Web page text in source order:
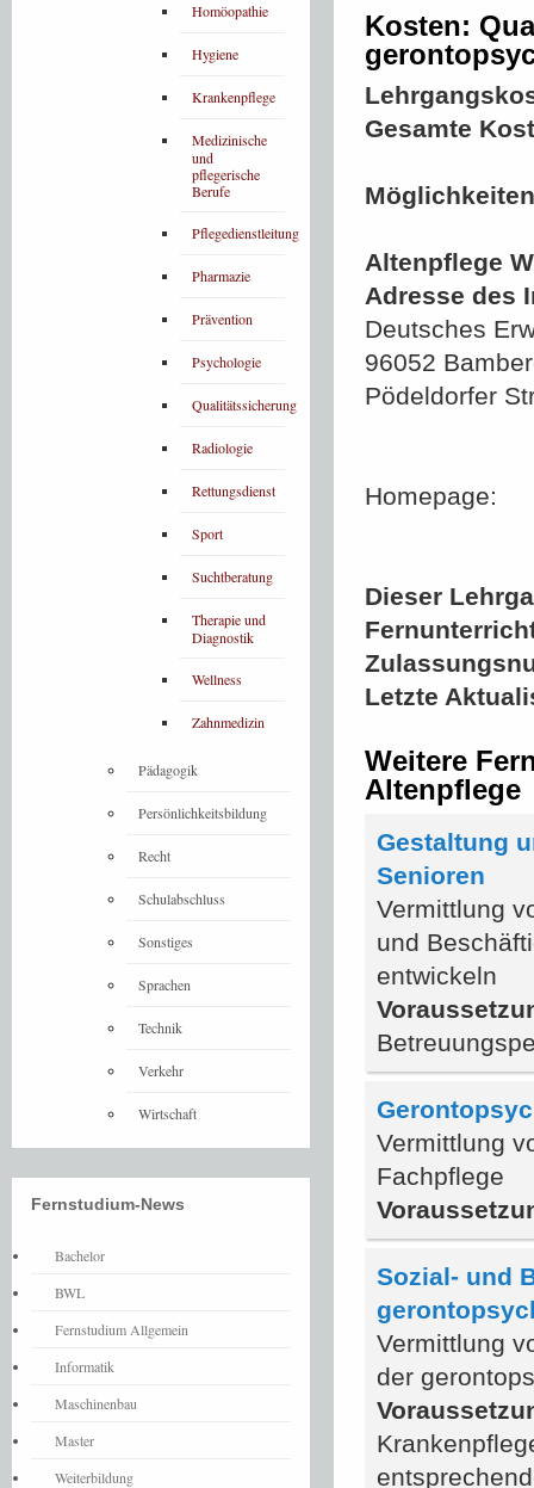
Kosten:
Gesamte
Altenpflege
Adresse des
Deutsches
96052
Pödeldorfer
Homepage:
Dieser
Letzte
Weitere
Altenpflege
Gestaltung
Senioren
Vermittlung
und
entwickeln
Vermittlung
Fachpflege
Sozial- und
Vermittlung
der
Homöopathie
Hygiene
Krankenpflege
Medizinische
und
pflegerische
Berufe
Pflegedienstleitung
Pharmazie
Prävention
Psychologie
Qualitätssicherung
Radiologie
Rettungsdienst
Sport
Suchtberatung
Therapie und
Diagnostik
Wellness
Zahnmedizin
Pädagogik
Persönlichkeitsbildung
Recht
Schulabschluss
Sonstiges
Sprachen
Technik
Verkehr
Wirtschaft
Fernstudium-News
Bachelor
BWL
Fernstudium Allgemein
Informatik
Maschinenbau
Master
Weiterbildung